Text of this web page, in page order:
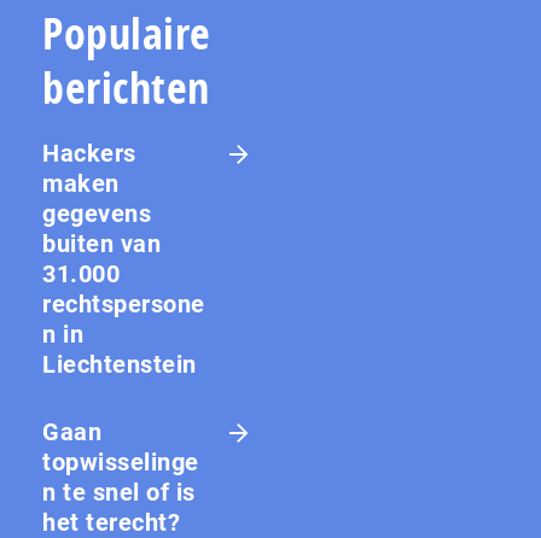
Populaire
berichten
Hackers
maken
gegevens
buiten van
31.000
rechtspersone
n in
Liechtenstein
Gaan
topwisselinge
n te snel of is
het terecht?